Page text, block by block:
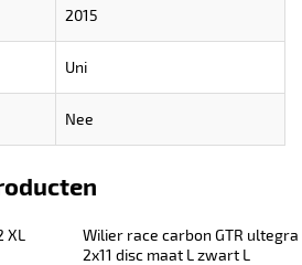
2015
Uni
Nee
XL
Wilier race carbon GTR ultegra
2x11 disc maat L zwart L